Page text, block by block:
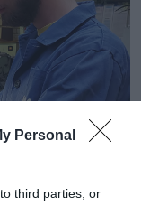
Personal
third parties, or